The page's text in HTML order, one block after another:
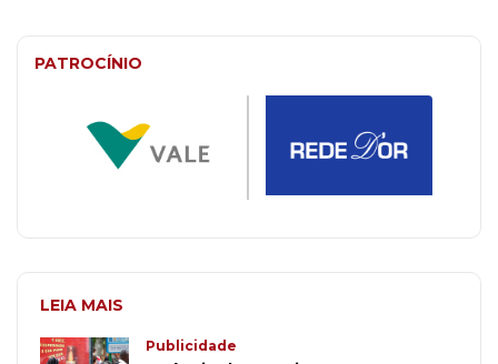
PATROCÍNIO
LEIA MAIS
Publicidade